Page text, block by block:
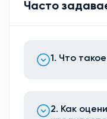
Часто
1. Что
2. Как